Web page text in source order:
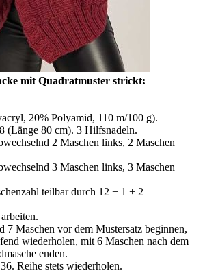
mit Quadratmuster strickt:
20% Polyamid, 110 m/100 g).
(Länge 80 cm). 3 Hilfsnadeln.
2 Maschen links, 2 Maschen
3 Maschen links, 3 Maschen
teilbar durch 12 + 1 + 2
7 Maschen vor dem Mustersatz beginnen,
wiederholen, mit 6 Maschen nach dem
enden.
Reihe stets wiederholen.